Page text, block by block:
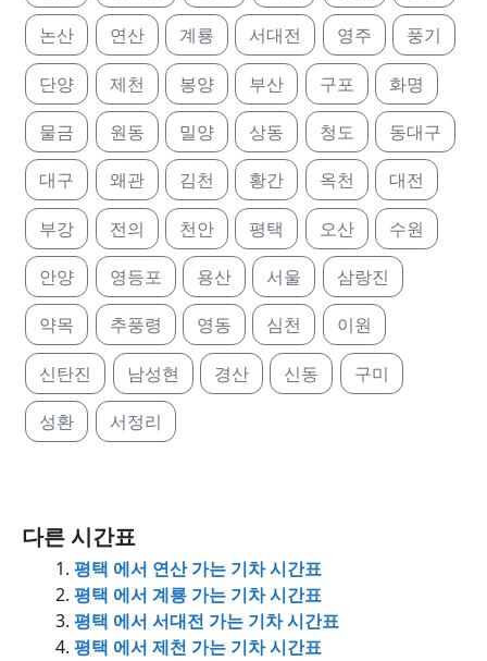
논산 연산 계룡 서대전 영주 풍기
단양 제천 봉양 부산 구포 화명
물금 원동 밀양 상동 청도 동대구
대구 왜관 김천 황간 옥천 대전
부강 전의 천안 평택 오산 수원
안양 영등포 용산 서울 삼랑진
약목 추풍령 영동 심천 이원
신탄진 남성현 경산 신동 구미
성환 서정리
다른 시간표
평택 에서 연산 가는 기차 시간표
평택 에서 계룡 가는 기차 시간표
평택 에서 서대전 가는 기차 시간표
평택 에서 제천 가는 기차 시간표